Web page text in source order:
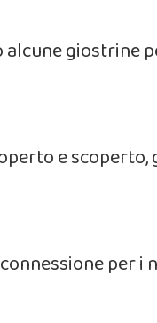
alcune giostrine
e
per i